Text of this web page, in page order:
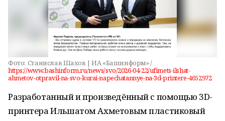
Фото: Станислав Шахов | ИА «Башинформ» /
https://www.bashinform.ru/news/svo/2026-04-22/ufimets-ilshat-
ahmetov-otpravil-na-svo-kurai-napechatannye-na-3d-printere-4652972
Разработанный и произведённый с помощью 3D-
принтера Ильшатом Ахметовым пластиковый